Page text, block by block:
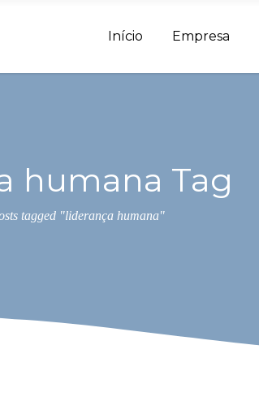
Início Empresa
humana Tag
tagged "liderança humana"